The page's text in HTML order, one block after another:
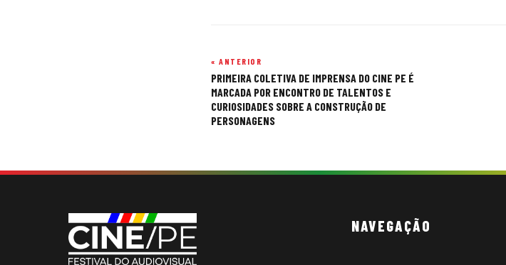
Navegação
de
Post
« ANTERIOR
PRIMEIRA COLETIVA DE IMPRENSA DO CINE PE É
MARCADA POR ENCONTRO DE TALENTOS E
CURIOSIDADES SOBRE A CONSTRUÇÃO DE
PERSONAGENS
NAVEGAÇÃO